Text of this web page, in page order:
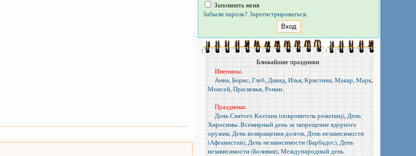
Запомнить меня
Забыли пароль? Зарегистрироваться.
Ближайшие праздники
Именины.
Анна,Борис,Глеб,Давид,Илья,Кристина,Макар,Марк,
Моисей,Прасковья,Роман.
Праздники.
День Святого Каэтана (покровитель рожениц),День
Хиросимы. Всемирный день за запрещение ядерного
оружия,День возвращения долгов,День независимости
(Афганистан),День независимости (Барбадос),День
независимости (Боливия),Международный день